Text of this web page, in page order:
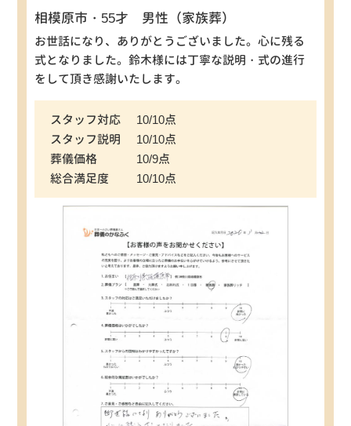
相模原市・55才 男性（家族葬）
お世話になり、ありがとうございました。心に残る
式となりました。鈴木様には丁寧な説明・式の進行
をして頂き感謝いたします。
スタッフ対応
10/10点
スタッフ説明
10/10点
葬儀価格
10/9点
総合満足度
10/10点